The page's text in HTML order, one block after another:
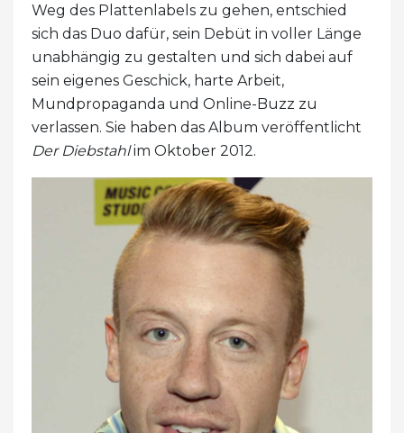
Weg des Plattenlabels zu gehen, entschied
sich das Duo dafür, sein Debüt in voller Länge
unabhängig zu gestalten und sich dabei auf
sein eigenes Geschick, harte Arbeit,
Mundpropaganda und Online-Buzz zu
verlassen. Sie haben das Album veröffentlicht
Der Diebstahlim Oktober 2012.